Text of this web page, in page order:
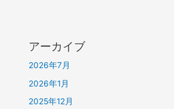
アーカイブ
2026年7月
2026年1月
2025年12月